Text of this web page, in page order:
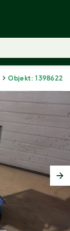
Objekt: 1398622